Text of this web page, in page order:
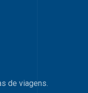
de viagens.